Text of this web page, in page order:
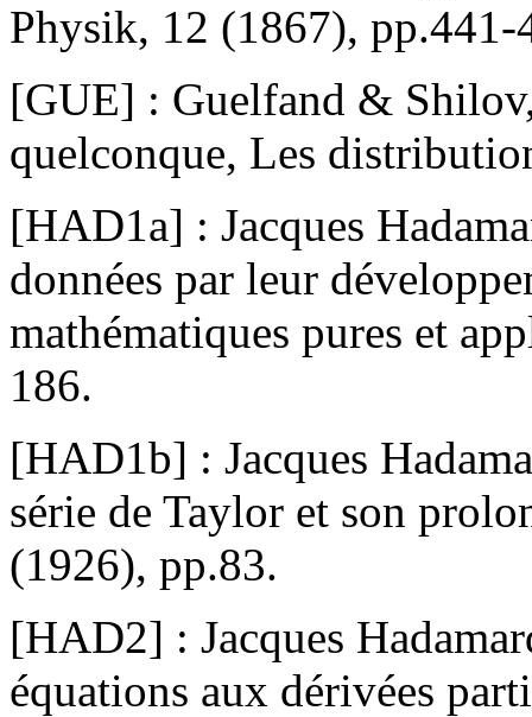
Physik, 12 (1867), pp.441-
[GUE] : Guelfand &
quelconque, Les
[HAD1a] : Jacques
données par leur
mathématiques pures et
186.
[HAD1b] : Jacques
série de Taylor et son
(1926), pp.83.
[HAD2] : Jacques
équations aux dérivées